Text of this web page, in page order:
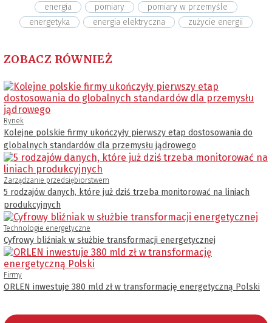
energia pomiary
pomiary w przemyśle
energetyka
energia elektryczna zużycie energii
ZOBACZ RÓWNIEŻ
Rynek
Kolejne polskie firmy ukończyły pierwszy etap dostosowania do
globalnych standardów dla przemysłu jądrowego
Zarządzanie przedsiębiorstwem
5 rodzajów danych, które już dziś trzeba monitorować na liniach
produkcyjnych
Technologie energetyczne
Cyfrowy bliźniak w służbie transformacji energetycznej
Firmy
ORLEN inwestuje 380 mld zł w transformację energetyczną Polski